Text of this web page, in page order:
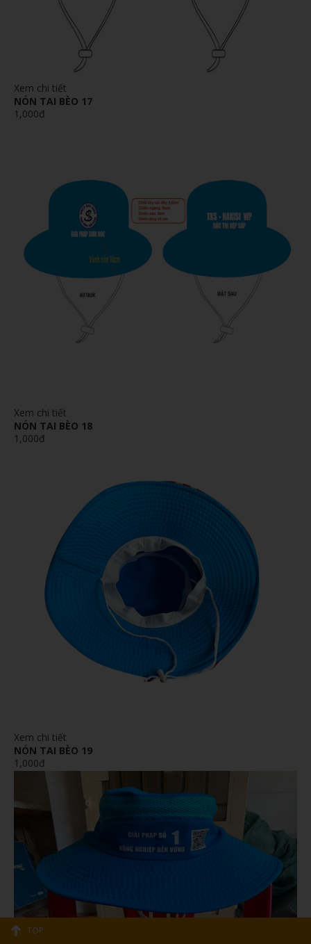
Xem chi tiết
NÓN TAI BÈO 17
1,000đ
Xem chi tiết
NÓN TAI BÈO 18
1,000đ
Xem chi tiết
NÓN TAI BÈO 19
1,000đ
TOP